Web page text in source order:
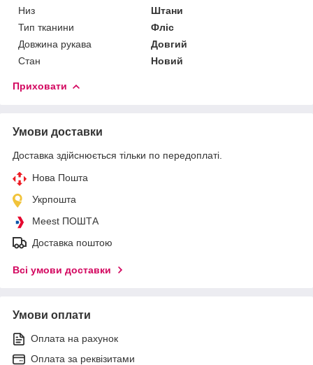
Низ
Штани
Тип тканини
Фліс
Довжина рукава
Довгий
Стан
Новий
Приховати
Умови доставки
Доставка здійснюється тільки по передоплаті.
Нова Пошта
Укрпошта
Meest ПОШТА
Доставка поштою
Всі умови доставки
Умови оплати
Оплата на рахунок
Оплата за реквізитами